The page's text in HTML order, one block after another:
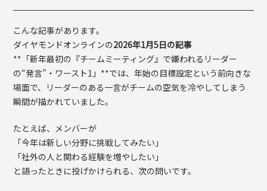
こんな記事があります。
ダイヤモンドオンラインの2026年1月5日の記事
**「新年最初の『チームミーティング』で嫌われるリーダー
の“発言”・ワースト1」**では、年始の目標設定という前向きな
場面で、リーダーのある一言がチームの空気を冷やしてしまう
瞬間が描かれていました。
たとえば、メンバーが
「今年は新しい分野に挑戦してみたい」
「社外の人と関わる経験を増やしたい」
と語ったときに投げかけられる、次の問いです。